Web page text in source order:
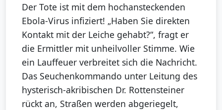
Der Tote ist mit dem hochansteckenden
Ebola-Virus infiziert! „Haben Sie direkten
Kontakt mit der Leiche gehabt?“, fragt er
die Ermittler mit unheilvoller Stimme. Wie
ein Lauffeuer verbreitet sich die Nachricht.
Das Seuchenkommando unter Leitung des
hysterisch-akribischen Dr. Rottensteiner
rückt an, Straßen werden abgeriegelt,